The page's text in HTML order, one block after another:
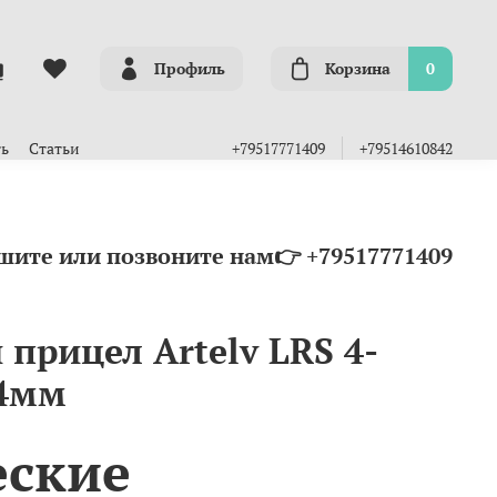
Профиль Корзина 0
Статьи +79517771409 +79514610842
или позвоните нам👉 +79517771409
Artelv LRS 4-